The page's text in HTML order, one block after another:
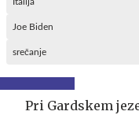
Joe Biden
srečanje
Pri Gardskem